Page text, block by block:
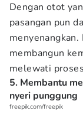
Dengan otot
pasangan pun
membangun
melewati
5. Membantu
nyeri punggung
freepik.com/freepik